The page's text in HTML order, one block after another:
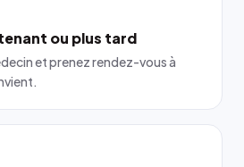
ou plus tard
et prenez rendez-vous à